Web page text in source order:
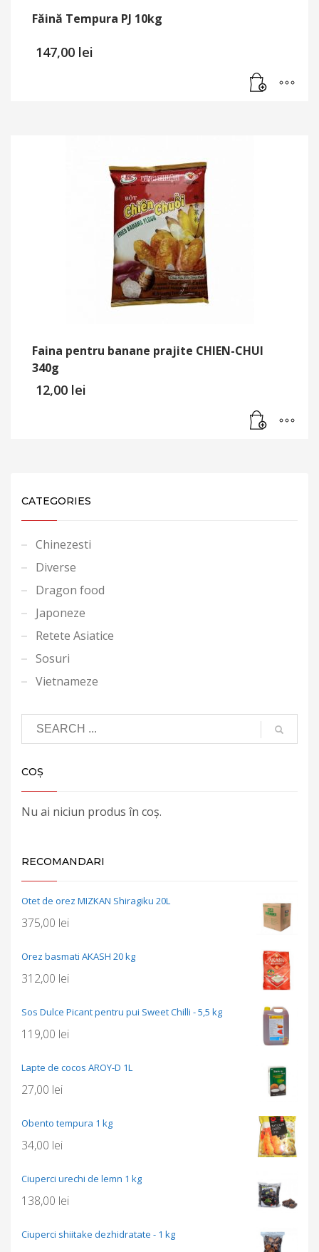
Făină Tempura PJ 10kg
147,00 lei
Faina pentru banane prajite CHIEN-CHUI
340g
12,00 lei
CATEGORIES
Chinezesti
Diverse
Dragon food
Japoneze
Retete Asiatice
Sosuri
Vietnameze
COȘ
Nu ai niciun produs în coș.
RECOMANDARI
Otet de orez MIZKAN Shiragiku 20L
375,00 lei
Orez basmati AKASH 20 kg
312,00 lei
Sos Dulce Picant pentru pui Sweet Chilli - 5,5 kg
119,00 lei
Lapte de cocos AROY-D 1L
27,00 lei
Obento tempura 1 kg
34,00 lei
Ciuperci urechi de lemn 1 kg
138,00 lei
Ciuperci shiitake dezhidratate - 1 kg